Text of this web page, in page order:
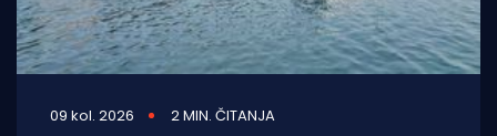
09 kol. 2026 2 MIN. ČITANJA